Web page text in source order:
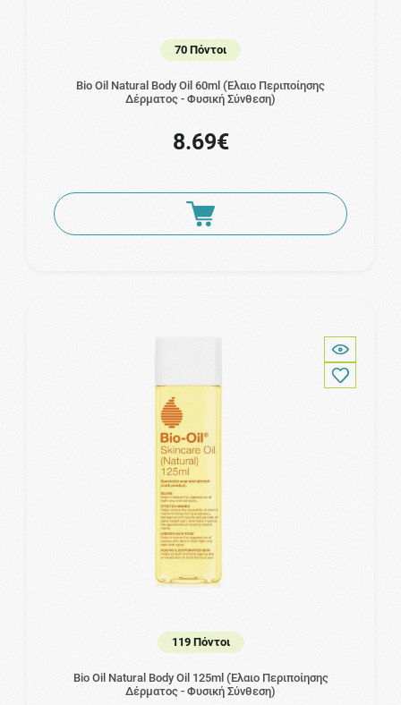
70 Πόντοι
Bio Oil Natural Body Oil 60ml (Έλαιο Περιποίησης
Δέρματος - Φυσική Σύνθεση)
8.69€
119 Πόντοι
Bio Oil Natural Body Oil 125ml (Έλαιο Περιποίησης
Δέρματος - Φυσική Σύνθεση)